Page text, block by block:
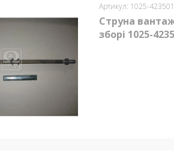
Артикул: 1025-
Струна
зборі 1025-